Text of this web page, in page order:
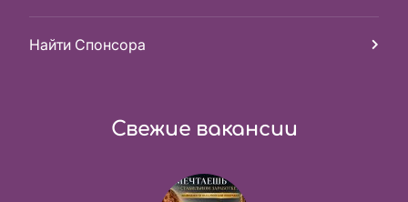
Найти Спонсора
Свежие вакансии